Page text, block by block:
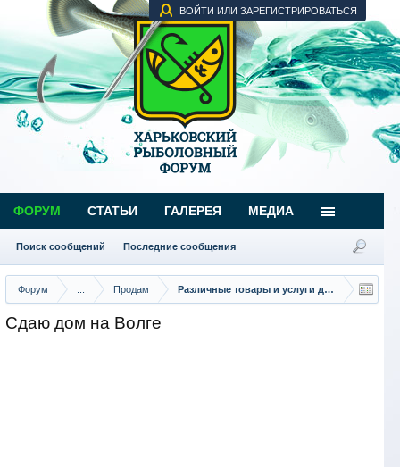
ВОЙТИ ИЛИ ЗАРЕГИСТРИРОВАТЬСЯ
Форум Продам Различные товары и услуги для рыбаков
Сдаю дом на Волге
ФОРУМ
Поиск сообщений Последние сообщения
СТАТЬИ ГАЛЕРЕЯ МЕДИА